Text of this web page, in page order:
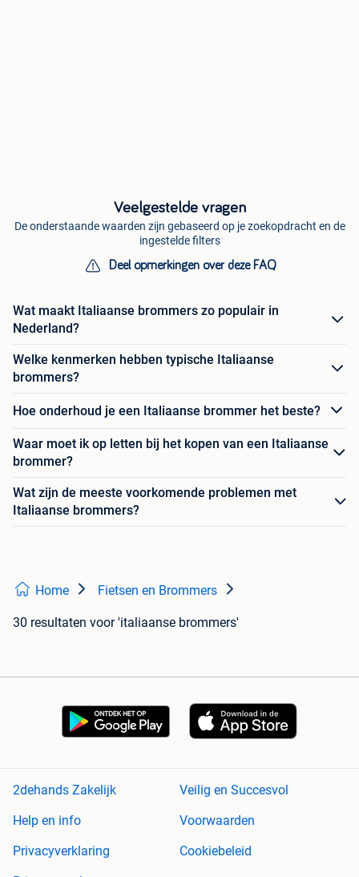
Veelgestelde vragen
De onderstaande waarden zijn gebaseerd op je zoekopdracht en de
ingestelde filters
Deel opmerkingen over deze FAQ
Wat maakt Italiaanse brommers zo populair in
Nederland?
Welke kenmerken hebben typische Italiaanse
brommers?
Hoe onderhoud je een Italiaanse brommer het beste?
Waar moet ik op letten bij het kopen van een Italiaanse
brommer?
Wat zijn de meeste voorkomende problemen met
Italiaanse brommers?
Home Fietsen en Brommers
30 resultaten voor 'italiaanse brommers'
2dehands Zakelijk
Veilig en Succesvol
Help en info
Voorwaarden
Privacyverklaring
Cookiebeleid